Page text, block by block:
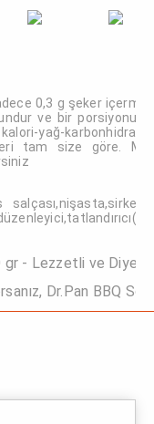
0,3 g şeker
ve bir porsiyonu
yağ-karbonhidrat
tam size göre.
gr - Lezzetli ve Diyet
Dr.Pan BBQ
15 kalori içerir
olan soslardan